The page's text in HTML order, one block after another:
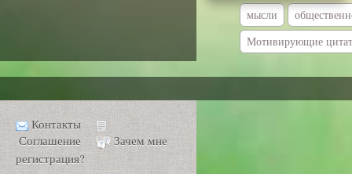
мысли
Мотивирующие
Контакты
Соглашение
Зачем мне
регистрация?